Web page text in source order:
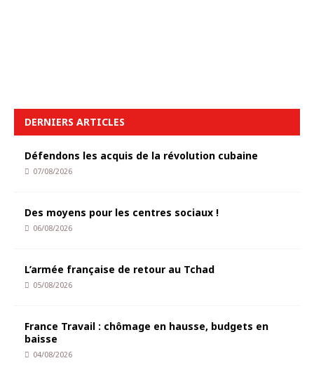
DERNIERS ARTICLES
Défendons les acquis de la révolution cubaine
07/08/2026
Des moyens pour les centres sociaux !
06/08/2026
L’armée française de retour au Tchad
05/08/2026
France Travail : chômage en hausse, budgets en
baisse
04/08/2026